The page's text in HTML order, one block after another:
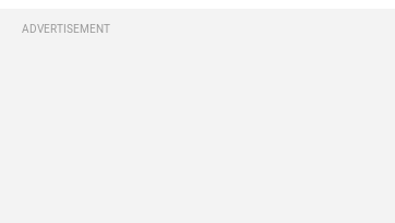
ADVERTISEMENT